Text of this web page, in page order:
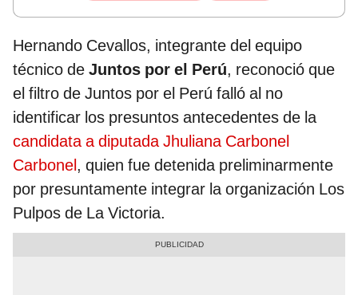
Hernando Cevallos, integrante del equipo
técnico de Juntos por el Perú, reconoció que
el filtro de Juntos por el Perú falló al no
identificar los presuntos antecedentes de la
candidata a diputada Jhuliana Carbonel
Carbonel, quien fue detenida preliminarmente
por presuntamente integrar la organización Los
Pulpos de La Victoria.